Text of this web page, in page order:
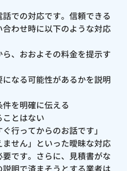
での対応です。信頼できる
わせ時に以下のような対応
、おおよその料金を提示す
なる可能性があるかを説明
を明確に伝える
とはない
行ってからのお話です」
ません」といった曖昧な対応
です。さらに、見積書がな
明で済まそうとする業者は